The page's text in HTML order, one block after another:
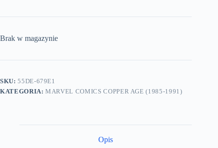
Brak w magazynie
SKU:55DE-679E1
KATEGORIA:MARVEL COMICS COPPER AGE (1985-1991)
Opis